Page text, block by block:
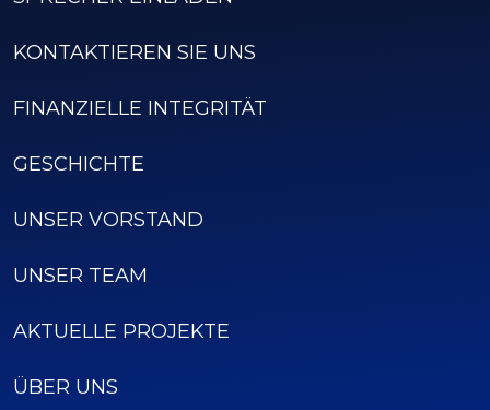
KONTAKTIEREN SIE UNS
FINANZIELLE INTEGRITÄT
GESCHICHTE
UNSER VORSTAND
UNSER TEAM
AKTUELLE PROJEKTE
ÜBER UNS